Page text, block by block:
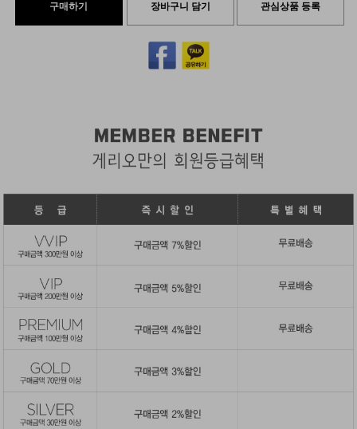
구매하기 장바구니 담기 관심상품 등록